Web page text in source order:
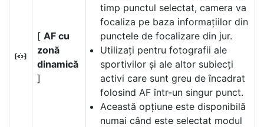
e
[ AF cu
zonă
dinamică
]
timp punctul selectat, camera va
focaliza pe baza informațiilor din
punctele de focalizare din jur.
Utilizați pentru fotografii ale
sportivilor și ale altor subiecți
activi care sunt greu de încadrat
folosind AF într-un singur punct.
Această opțiune este disponibilă
numai când este selectat modul